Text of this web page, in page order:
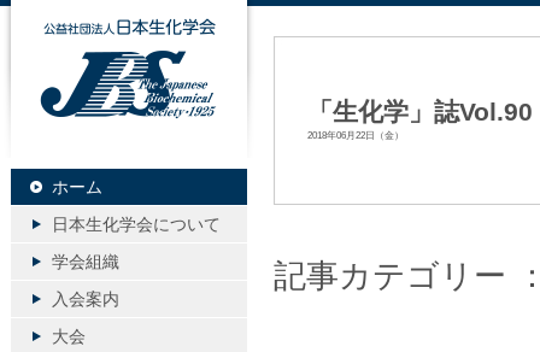
「生化学」誌
2018年06月22日（金）
記事カテゴリー
公益社団法人日本生化学会
ホーム
日本生化学会について
学会組織
入会案内
大会